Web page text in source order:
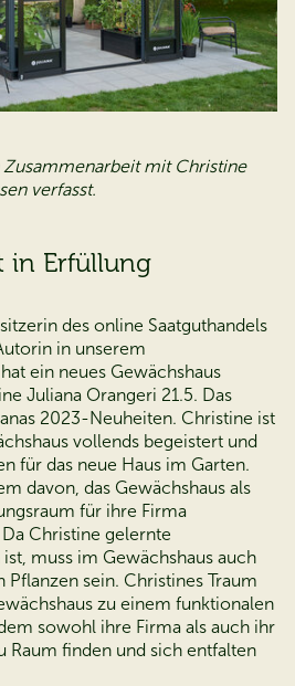
mit Christine
verfasst.
in Erfüllung
des online Saatguthandels
in unserem
ein neues Gewächshaus
Juliana Orangeri 21.5. Das
2023-Neuheiten. Christine ist
vollends begeistert und
für das neue Haus im Garten.
davon, das Gewächshaus als
für ihre Firma
Christine gelernte
muss im Gewächshaus auch
Pflanzen sein. Christines Traum
zu einem funktionalen
sowohl ihre Firma als auch ihr
Raum finden und sich entfalten